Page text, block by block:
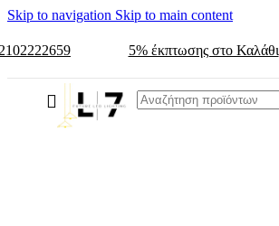
Skip to navigation Skip to main content
5% έκπτωσης στο Καλάθι